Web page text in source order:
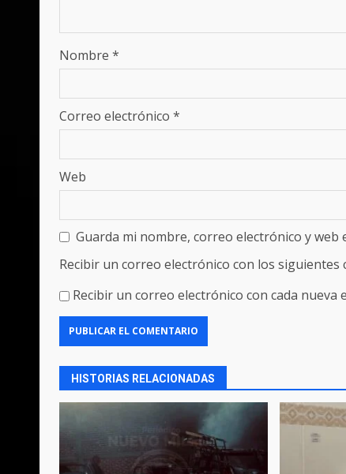
Nombre *
Correo electrónico *
Web
Guarda mi nombre, correo electrónico y
Recibir un correo electrónico con los siguientes
Recibir un correo electrónico con cada nueva
HISTORIAS RELACIONADAS